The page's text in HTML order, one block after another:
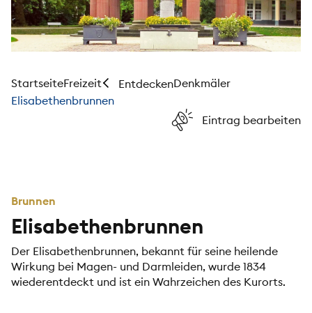
StartseiteFreizeit EntdeckenDenkmäler
Elisabethenbrunnen
Eintrag bearbeiten
Brunnen
Elisabethenbrunnen
Der Elisabethenbrunnen, bekannt für seine heilende
Wirkung bei Magen- und Darmleiden, wurde 1834
wiederentdeckt und ist ein Wahrzeichen des Kurorts.